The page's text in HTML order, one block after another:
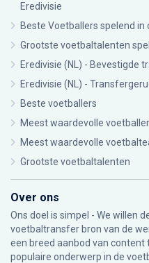
Eredivisie
Beste Voetballers spelend in
Grootste voetbaltalenten
Eredivisie (NL) - Bevestigde
Eredivisie (NL) -
Beste voetballers
Meest waardevolle
Meest waardevolle
Grootste voetbaltalenten
Over ons
Ons doel is simpel - We willen
voetbaltransfer bron van de
een breed aanbod van
populaire onderwerp in de